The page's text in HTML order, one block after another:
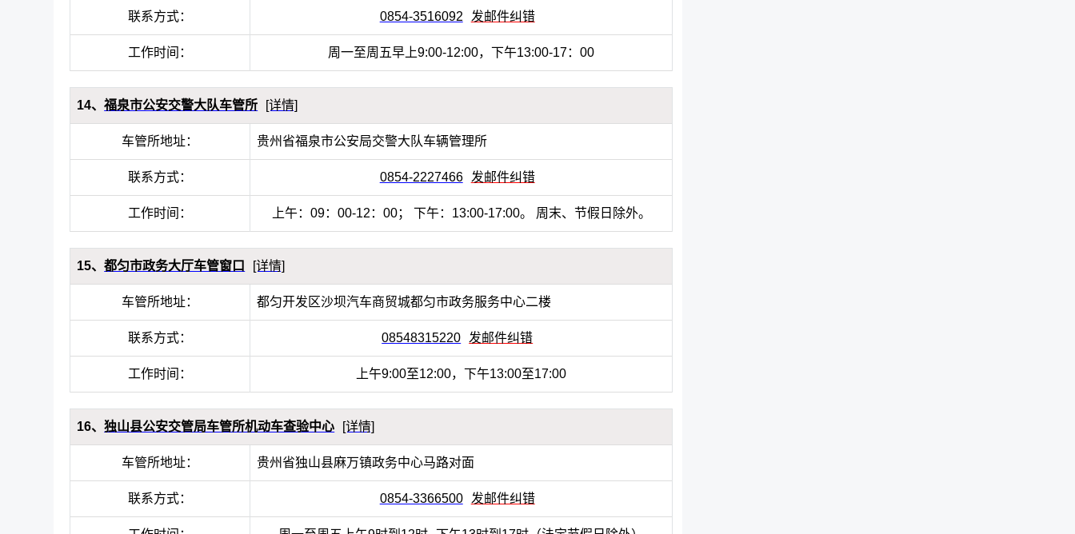
联系方式： 0854-3516092 发邮件纠错
工作时间： 周一至周五早上9:00-12:00，下午13:00-17：00
14、福泉市公安交警大队车管所 [详情]
车管所地址： 贵州省福泉市公安局交警大队车辆管理所
联系方式： 0854-2227466 发邮件纠错
工作时间： 上午：09：00-12：00； 下午：13:00-17:00。 周末、节假日除外。
15、都匀市政务大厅车管窗口 [详情]
车管所地址： 都匀开发区沙坝汽车商贸城都匀市政务服务中心二楼
联系方式： 08548315220 发邮件纠错
工作时间： 上午9:00至12:00，下午13:00至17:00
16、独山县公安交管局车管所机动车查验中心 [详情]
车管所地址： 贵州省独山县麻万镇政务中心马路对面
联系方式： 0854-3366500 发邮件纠错